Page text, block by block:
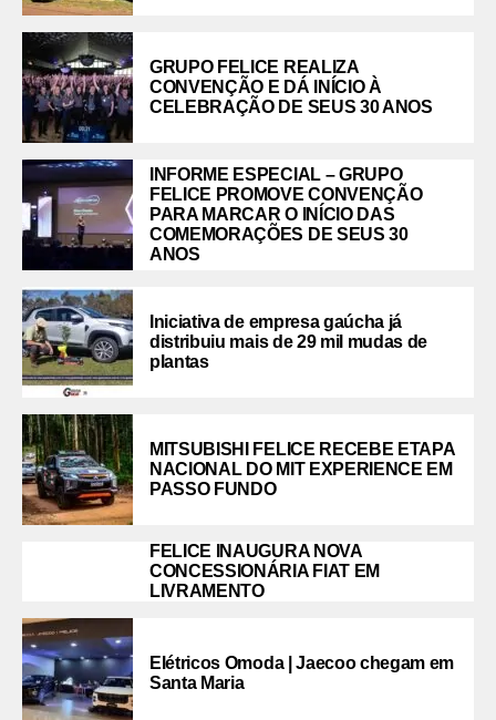
GRUPO FELICE REALIZA
CONVENÇÃO E DÁ INÍCIO À
CELEBRAÇÃO DE SEUS 30 ANOS
INFORME ESPECIAL – GRUPO
FELICE PROMOVE CONVENÇÃO
PARA MARCAR O INÍCIO DAS
COMEMORAÇÕES DE SEUS 30
ANOS
Iniciativa de empresa gaúcha já
distribuiu mais de 29 mil mudas de
plantas
MITSUBISHI FELICE RECEBE ETAPA
NACIONAL DO MIT EXPERIENCE EM
PASSO FUNDO
FELICE INAUGURA NOVA
CONCESSIONÁRIA FIAT EM
LIVRAMENTO
Elétricos Omoda | Jaecoo chegam em
Santa Maria